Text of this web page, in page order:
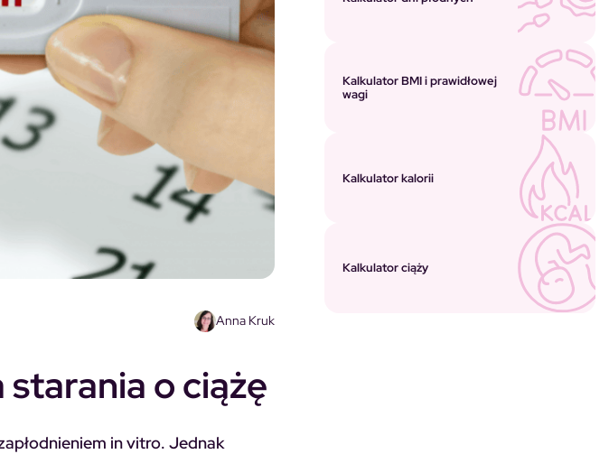
Anna Kruk
o ciążę
in vitro. Jednak
Kalkulator BMI i prawidłowej
wagi
Kalkulator kalorii
Kalkulator ciąży